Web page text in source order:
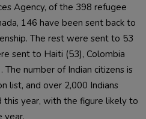
Agency, of the 398 refugee
146 have been sent back to
The rest were sent to 53
sent to Haiti (53), Colombia
The number of Indian citizens is
list, and over 2,000 Indians
year, with the figure likely to